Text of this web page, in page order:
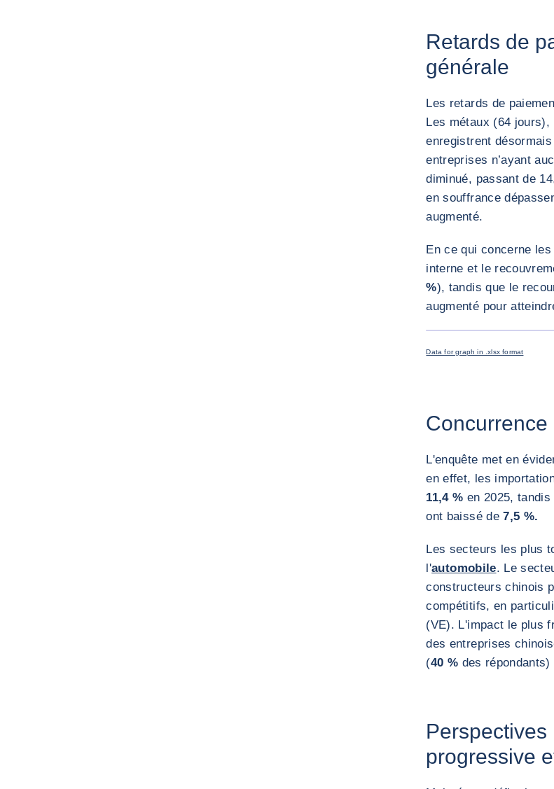
Retards de
générale
Les retards de
Les métaux (64 jours),
enregistrent
entreprises n’ayant
diminué, passant de
en souffrance
augmenté.
En ce qui concerne
interne et le
%), tandis que le
augmenté pour
Data for graph in .xlsx format
L'enquête met en
en effet, les
11,4 % en 2025,
ont baissé de7,5 %.
Les secteurs les plus
l'automobile. Le
constructeurs chinois
compétitifs, en
(VE). L'impact le plus
des entreprises
(40 % des
progressive